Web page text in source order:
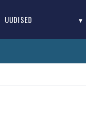
UUDISED ▾